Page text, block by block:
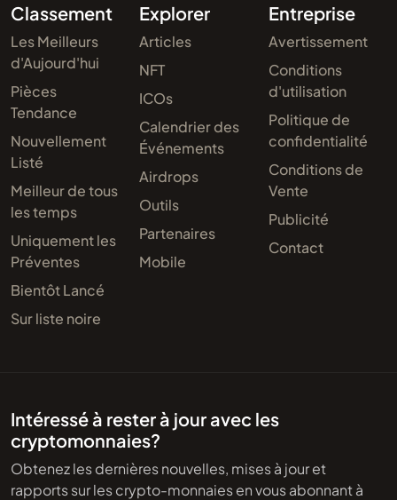
Classement
Les Meilleurs
d'Aujourd'hui
Pièces
Tendance
Nouvellement
Listé
Meilleur de tous
les temps
Uniquement les
Préventes
Bientôt Lancé
Sur liste noire
Explorer
Articles
NFT
ICOs
Calendrier des
Événements
Airdrops
Outils
Partenaires
Mobile
Entreprise
Avertissement
Conditions
d'utilisation
Politique de
confidentialité
Conditions de
Vente
Publicité
Contact
Intéressé à rester à jour avec les
cryptomonnaies?
Obtenez les dernières nouvelles, mises à jour et
rapports sur les crypto-monnaies en vous abonnant à